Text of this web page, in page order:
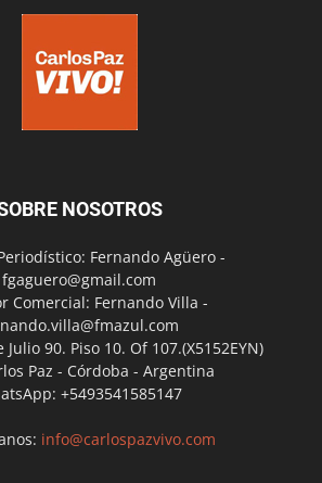
NOSOTROS
Fernando Agüero -
fgaguero@gmail.com
Comercial: Fernando Villa -
90. Piso 10. Of 107.(X5152EYN)
Paz - Córdoba - Argentina
+5493541585147
info@carlospazvivo.com